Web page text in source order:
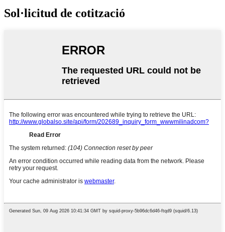
Sol·licitud de cotització